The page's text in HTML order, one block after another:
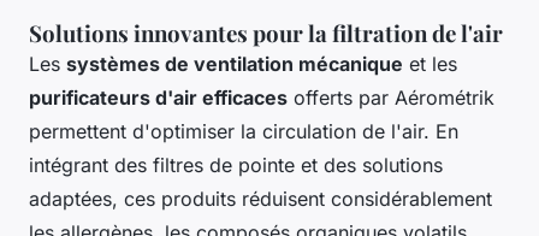
Solutions innovantes pour la filtration de l'air
Les systèmes de ventilation mécanique et les
purificateurs d'air efficaces offerts par Aérométrik
permettent d'optimiser la circulation de l'air. En
intégrant des filtres de pointe et des solutions
adaptées, ces produits réduisent considérablement